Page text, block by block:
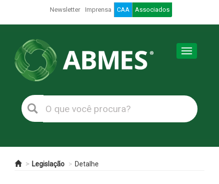
Newsletter Imprensa CAA Associados
Toggle
Legislação Detalhe